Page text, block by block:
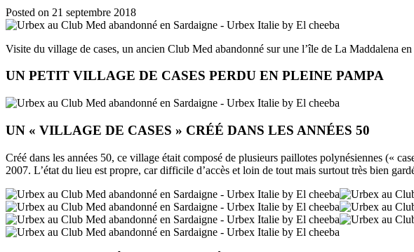
Posted on 21 septembre 2018
Visite du village de cases, un ancien Club Med abandonné sur une l’île de La Maddalena en
UN PETIT VILLAGE DE CASES PERDU EN PLEINE PAMPA
UN « VILLAGE DE CASES » CRÉÉ DANS LES ANNÉES 50
Créé dans les années 50, ce village était composé de plusieurs paillotes polynésiennes («
2007. L’état du lieu est propre, car difficile d’accès et loin de tout mais surtout très bien